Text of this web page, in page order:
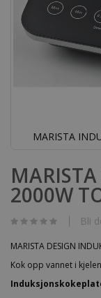
MARISTA
til
begynnelsen
av
bildegalleri
2000W
Bli
MARISTA DESIGN
Kok opp vannet i